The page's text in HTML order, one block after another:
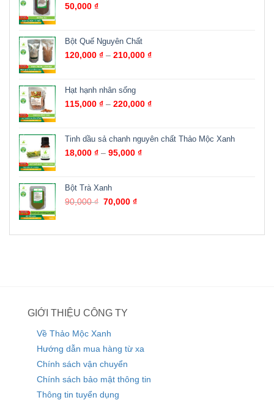
50,000 ₫
Bột Quế Nguyên Chất
120,000 ₫ – 210,000 ₫
Hạt hạnh nhân sống
115,000 ₫ – 220,000 ₫
Tinh dầu sả chanh nguyên chất Thảo Mộc Xanh
18,000 ₫ – 95,000 ₫
Bột Trà Xanh
90,000₫ 70,000₫
GIỚI THIỆU CÔNG TY
Về Thảo Mộc Xanh
Hướng dẫn mua hàng từ xa
Chính sách vận chuyển
Chính sách bảo mật thông tin
Thông tin tuyển dụng